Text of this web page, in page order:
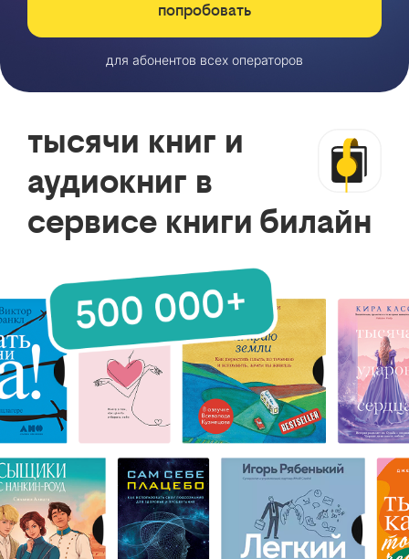
попробовать
для абонентов всех операторов
тысячи книг и
аудиокниг в
сервисе книги билайн